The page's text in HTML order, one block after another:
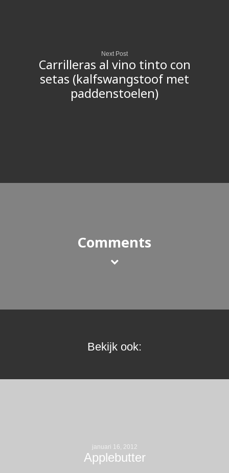
Next Post
Carrilleras al vino tinto con
setas (kalfswangstoof met
paddenstoelen)
Comments
Bekijk ook:
januari 16, 2012
Applebutter